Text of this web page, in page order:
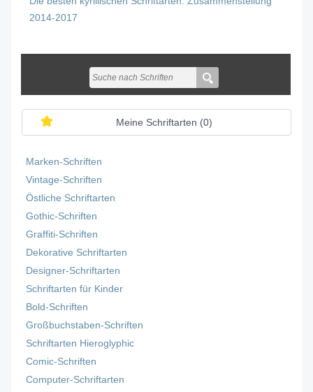
2014-2017
Meine Schriftarten (0)
Marken-Schriften
Vintage-Schriften
Östliche Schriftarten
Gothic-Schriften
Graffiti-Schriften
Dekorative Schriftarten
Designer-Schriftarten
Schriftarten für Kinder
Bold-Schriften
Großbuchstaben-Schriften
Schriftarten Hieroglyphic
Comic-Schriften
Computer-Schriftarten